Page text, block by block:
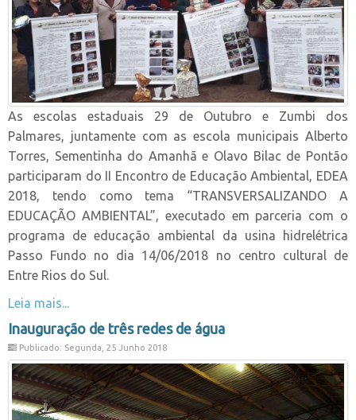
As escolas estaduais 29 de Outubro e Zumbi dos
Palmares, juntamente com as escola municipais Alberto
Torres, Sementinha do Amanhã e Olavo Bilac de Pontão
participaram do II Encontro de Educação Ambiental, EDEA
2018, tendo como tema “TRANSVERSALIZANDO A
EDUCAÇÃO AMBIENTAL”, executado em parceria com o
programa de educação ambiental da usina hidrelétrica
Passo Fundo no dia 14/06/2018 no centro cultural de
Entre Rios do Sul.
Leia mais...
Inauguração de três redes de água
Publicado: Segunda, 25 Junho 2018